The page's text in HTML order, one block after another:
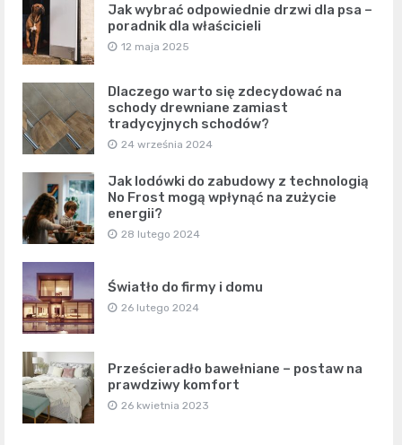
Jak wybrać odpowiednie drzwi dla psa –
poradnik dla właścicieli
12 maja 2025
Dlaczego warto się zdecydować na
schody drewniane zamiast
tradycyjnych schodów?
24 września 2024
Jak lodówki do zabudowy z technologią
No Frost mogą wpłynąć na zużycie
energii?
28 lutego 2024
Światło do firmy i domu
26 lutego 2024
Prześcieradło bawełniane – postaw na
prawdziwy komfort
26 kwietnia 2023